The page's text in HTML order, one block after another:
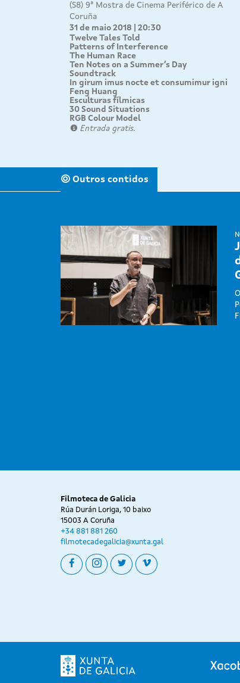
(S8) 9ª Mostra de Cinema Periférico de A
Coruña
31 de maio 2018 | 20:30
Twelve Tales Told
Patterns of Interference
The Human Race
Ten Notes on a Summer’s Day
Soundtrack
In girum imus nocte et consumimur igni
Feng Huang
Esculturas fílmicas
30 Sound Situations
RGB Colour Model
Entrada gratis.
Outros contidos
Filmoteca de Galicia
Rúa Durán Loriga, 10 baixo
15003 A Coruña
+34 881 881 260
filmotecadegalicia@xunta.gal
facebookinstagram
twittervimeo